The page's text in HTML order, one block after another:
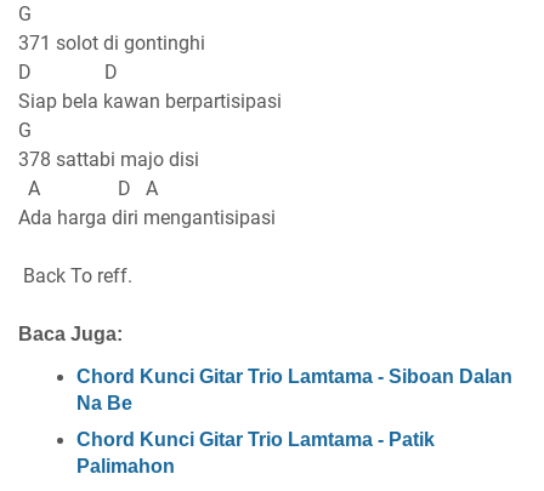
G
371 solot di gontinghi
D D
Siap bela kawan berpartisipasi
G
378 sattabi majo disi
A D A
Ada harga diri mengantisipasi
Back To reff.
Baca Juga:
Chord Kunci Gitar Trio Lamtama - Siboan Dalan
Na Be
Chord Kunci Gitar Trio Lamtama - Patik
Palimahon